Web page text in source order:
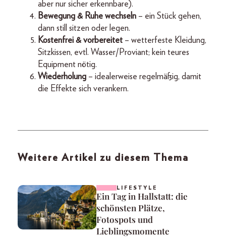
aber nur sicher erkennbare).
Bewegung & Ruhe wechseln – ein Stück gehen,
dann still sitzen oder legen.
Kostenfrei & vorbereitet – wetterfeste Kleidung,
Sitzkissen, evtl. Wasser/Proviant; kein teures
Equipment nötig.
Wiederholung – idealerweise regelmäßig, damit
die Effekte sich verankern.
Weitere Artikel zu diesem Thema
LIFESTYLE
Ein Tag in Hallstatt: die
schönsten Plätze,
Fotospots und
Lieblingsmomente